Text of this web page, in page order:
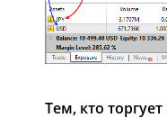
Тем, кто